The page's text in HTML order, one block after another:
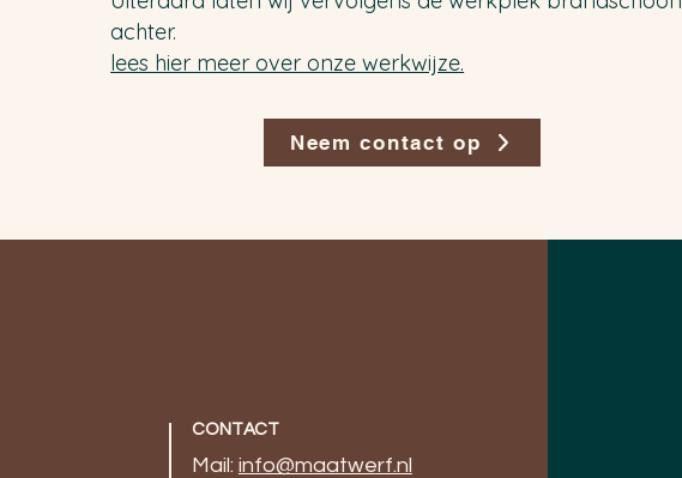
achter.
lees hier meer over onze werkwijze.
Neem contact op
CONTACT
Mail: info@maatwerf.nl